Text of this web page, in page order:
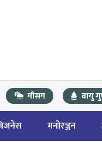
मौसम वायु
मनोरञ्जन